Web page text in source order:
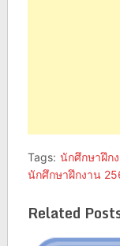
Tags: นักศึกษาฝึก
นักศึกษาฝึกงาน
Related